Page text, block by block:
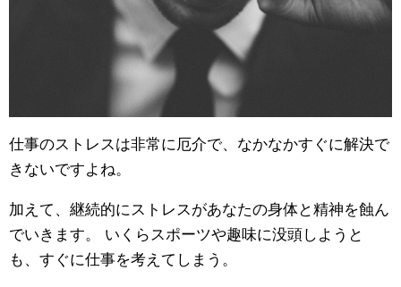
仕事のストレスは非常に厄介で、なかなかすぐに解決で
きないですよね。
加えて、継続的にストレスがあなたの身体と精神を蝕ん
でいきます。 いくらスポーツや趣味に没頭しようと
も、すぐに仕事を考えてしまう。